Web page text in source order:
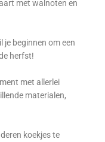
met walnoten en
je beginnen om een
herfst!
met allerlei
materialen,
koekjes te